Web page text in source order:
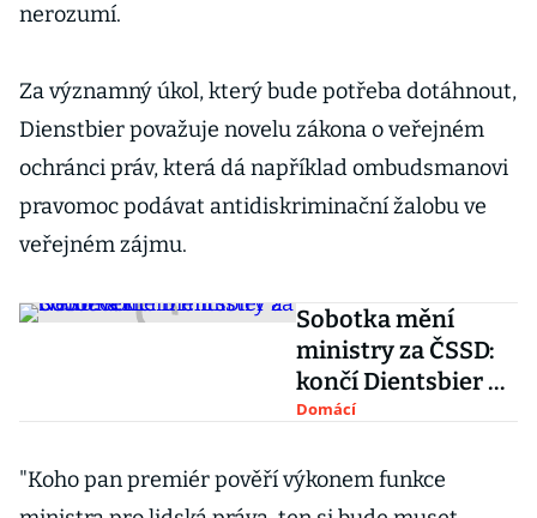
nerozumí.
Za významný úkol, který bude potřeba dotáhnout,
Dienstbier považuje novelu zákona o veřejném
ochránci práv, která dá například ombudsmanovi
pravomoc podávat antidiskriminační žalobu ve
veřejném zájmu.
Sobotka mění
ministry za ČSSD:
končí Dientsbier a
Němeček
Domácí
"Koho pan premiér pověří výkonem funkce